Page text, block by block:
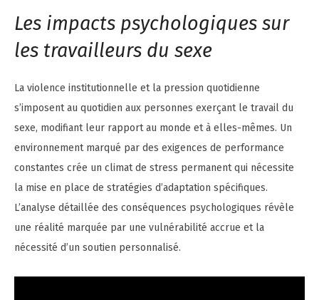
Les impacts psychologiques sur
les travailleurs du sexe
La violence institutionnelle et la pression quotidienne
s’imposent au quotidien aux personnes exerçant le travail du
sexe, modifiant leur rapport au monde et à elles-mêmes. Un
environnement marqué par des exigences de performance
constantes crée un climat de stress permanent qui nécessite
la mise en place de stratégies d’adaptation spécifiques.
L’analyse détaillée des conséquences psychologiques révèle
une réalité marquée par une vulnérabilité accrue et la
nécessité d’un soutien personnalisé.